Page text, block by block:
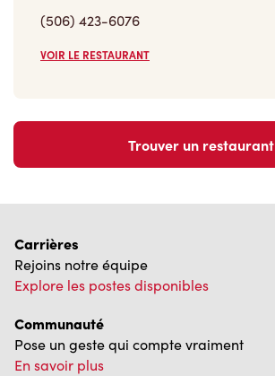
(506) 423-6076
VOIR LE RESTAURANT
Trouver un restaurant
Carrières
Rejoins notre équipe
Explore les postes disponibles
Communauté
Pose un geste qui compte vraiment
En savoir plus